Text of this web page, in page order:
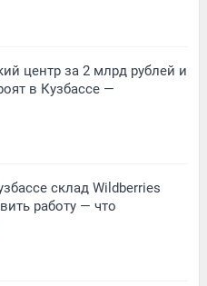
центр за 2 млрд рублей и
в Кузбассе —
склад Wildberries
работу — что